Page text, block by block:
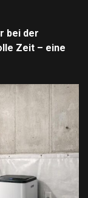
bei der
Zeit – eine